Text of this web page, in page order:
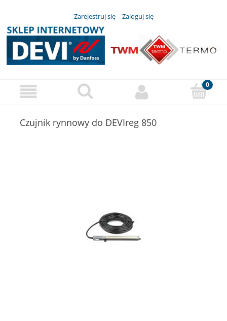
Zarejestruj się Zaloguj się
Czujnik rynnowy do DEVIreg 850